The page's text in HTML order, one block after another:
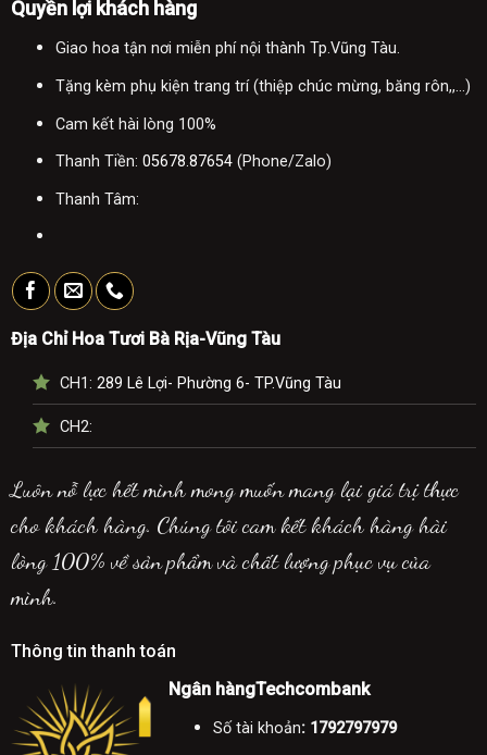
Quyền lợi khách hàng
Giao hoa tận nơi miễn phí nội thành Tp.Vũng Tàu.
Tặng kèm phụ kiện trang trí (thiệp chúc mừng, băng rôn,,...)
Cam kết hài lòng 100%
Thanh Tiền: 05678.87654(Phone/Zalo)
Thanh Tâm:
Địa Chỉ Hoa Tươi Bà Rịa-Vũng Tàu
CH1: 289 Lê Lợi- Phường 6- TP.Vũng Tàu
CH2:
Luôn nỗ lực hết mình mong muốn mang lại giá trị thực
cho khách hàng. Chúng tôi cam kết khách hàng hài
lòng 100% về sản phẩm và chất lượng phục vụ của
mình.
Thông tin thanh toán
Ngân hàngTechcombank
Số tài khoản: 1792797979